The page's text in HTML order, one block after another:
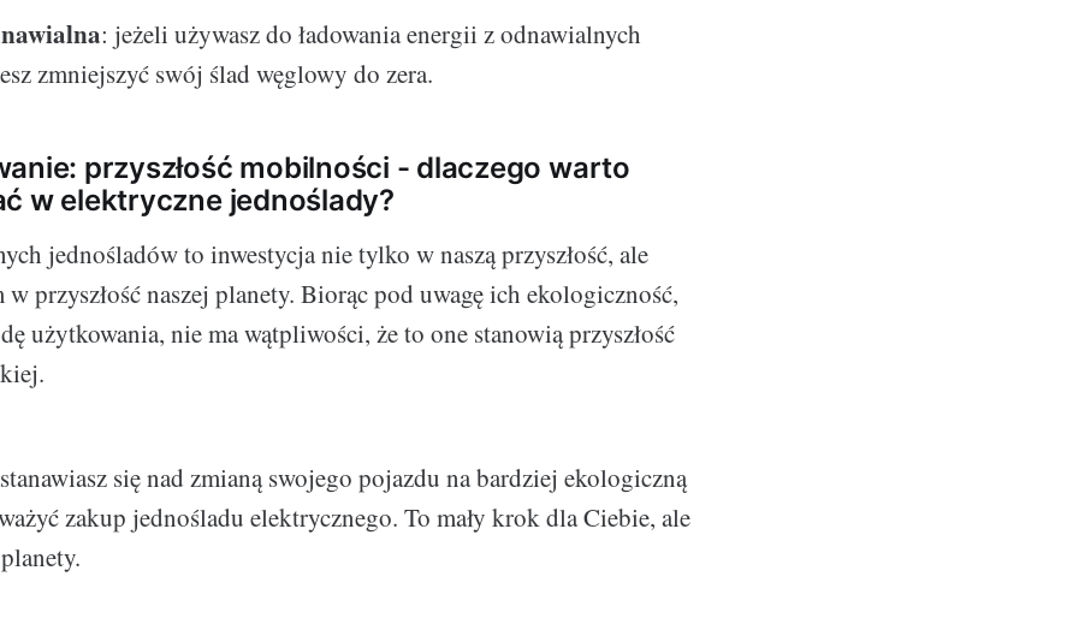
: jeżeli używasz do ładowania energii z odnawialnych
zmniejszyć swój ślad węglowy do zera.
przyszłość mobilności - dlaczego warto
w elektryczne jednoślady?
jednośladów to inwestycja nie tylko w naszą przyszłość, ale
przyszłość naszej planety. Biorąc pod uwagę ich ekologiczność,
użytkowania, nie ma wątpliwości, że to one stanowią przyszłość
się nad zmianą swojego pojazdu na bardziej ekologiczną
zakup jednośladu elektrycznego. To mały krok dla Ciebie, ale